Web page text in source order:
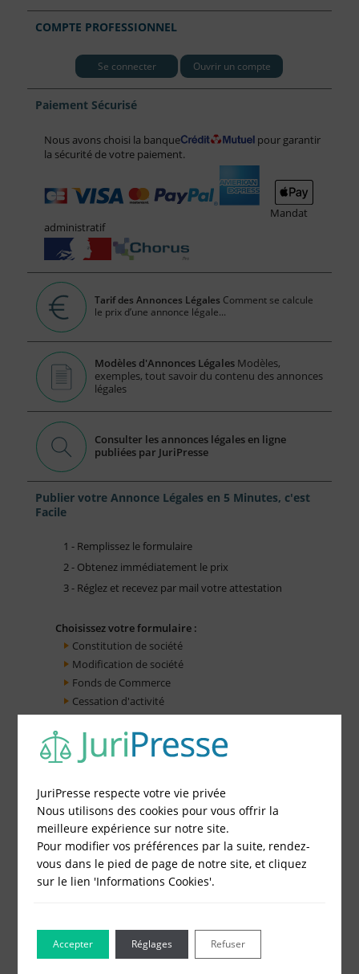
COMPTE PROFESSIONNEL
Se connecter Ouvrir un compte
Paiement Sécurisé
Nous avons choisi la banque
pour garantir
la sécurité de votre paiement.
Mandat
administratif
Tarif des Annonces Légales Comment se calcule
le prix d’une annonce légale...
Modèles d'Annonces Légales Modèles,
exemples, tout savoir du contenu des annonces
légales
Consulter les annonces légales en ligne
publiées par JuriPresse
Publier votre Annonce Légales en 5 Minutes, c'est
Facile
1 - Remplissez le formulaire
2 - Obtenez immédiatement le prix
3 - Réglez et recevez par mail votre attestation
Choisissez votre formulaire :
Constitution de société
Modification de société
Fonds de Commerce
Cessation d'activité
JuriPresse respecte votre vie privée
Nous utilisons des cookies pour vous offrir la
meilleure expérience sur notre site.
Pour modifier vos préférences par la suite, rendez-
vous dans le pied de page de notre site, et cliquez
sur le lien 'Informations Cookies'.
Accepter Refuser
Réglages